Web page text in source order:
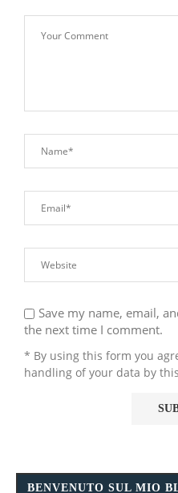
Save my name, email,
the next time I comment.
* By using this form you
handling of your data by
BENVENUTO SUL MIO